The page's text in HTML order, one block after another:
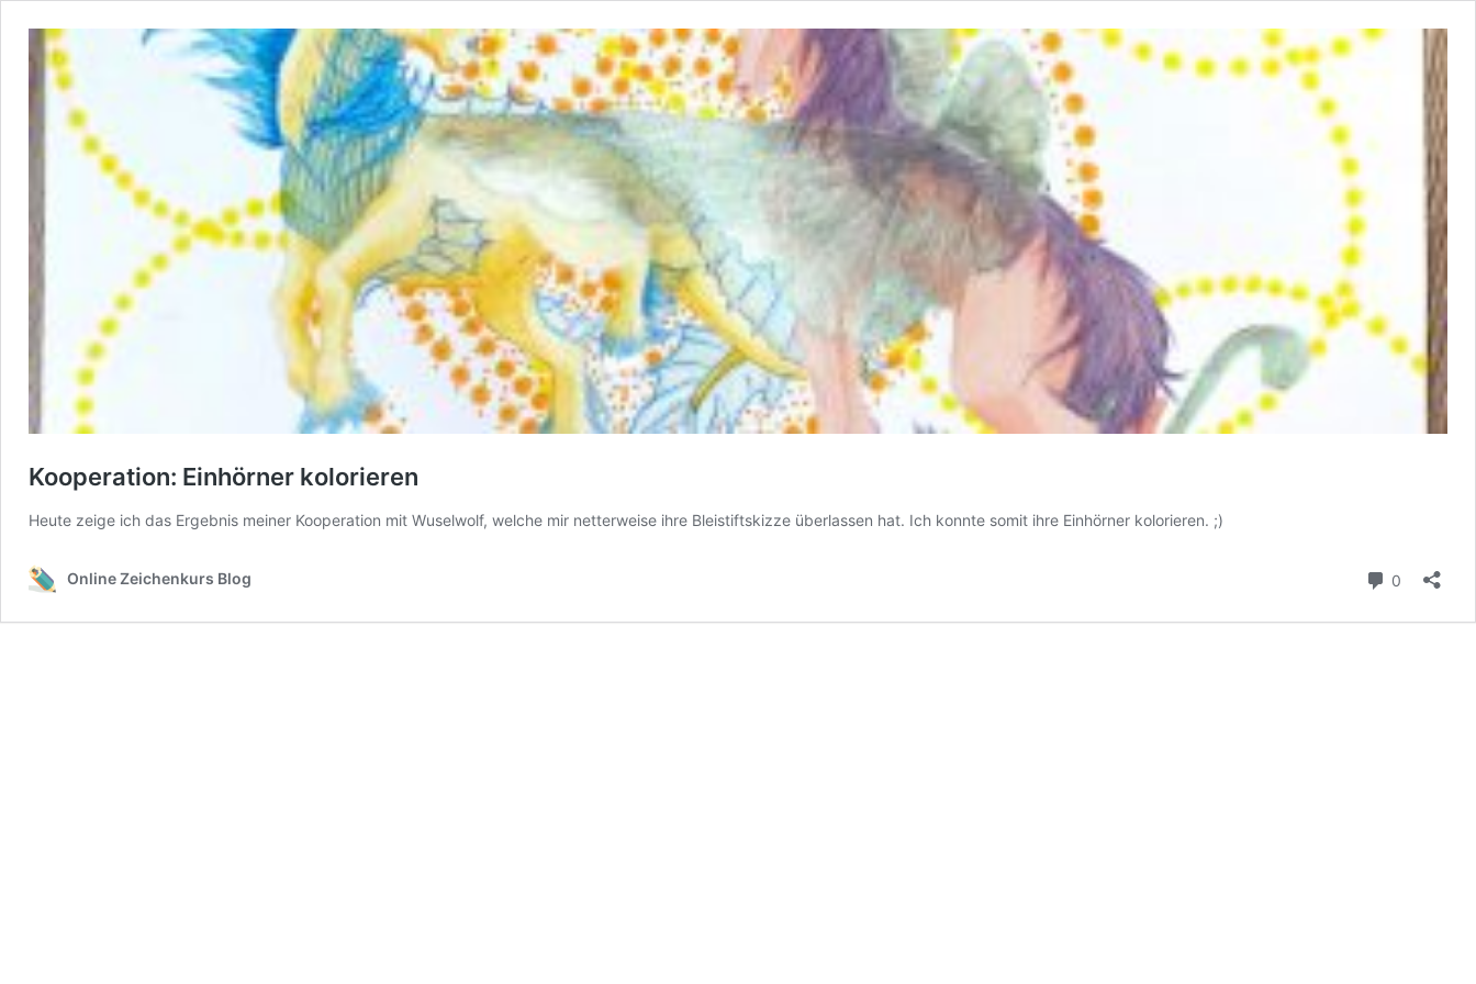
Kooperation: Einhörner kolorieren
Heute zeige ich das Ergebnis meiner Kooperation mit Wuselwolf, welche mir netterweise ihre Bleistiftskizze überlassen hat. Ich konnte somit ihre Einhörner kolorieren. ;)
Online Zeichenkurs Blog 0